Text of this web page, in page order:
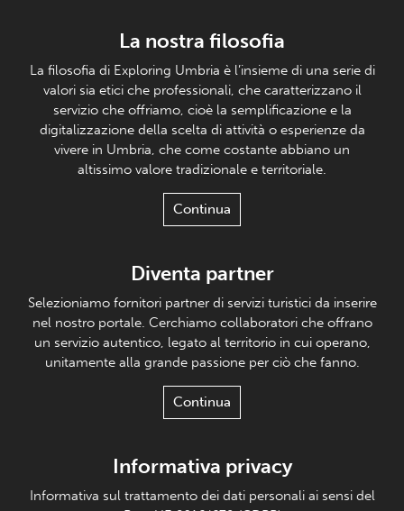
La nostra filosofia
La filosofia di Exploring Umbria è l’insieme di una serie di
valori sia etici che professionali, che caratterizzano il
servizio che offriamo, cioè la semplificazione e la
digitalizzazione della scelta di attività o esperienze da
vivere in Umbria, che come costante abbiano un
altissimo valore tradizionale e territoriale.
Continua
Diventa partner
Selezioniamo fornitori partner di servizi turistici da inserire
nel nostro portale. Cerchiamo collaboratori che offrano
un servizio autentico, legato al territorio in cui operano,
unitamente alla grande passione per ciò che fanno.
Continua
Informativa privacy
Informativa sul trattamento dei dati personali ai sensi del